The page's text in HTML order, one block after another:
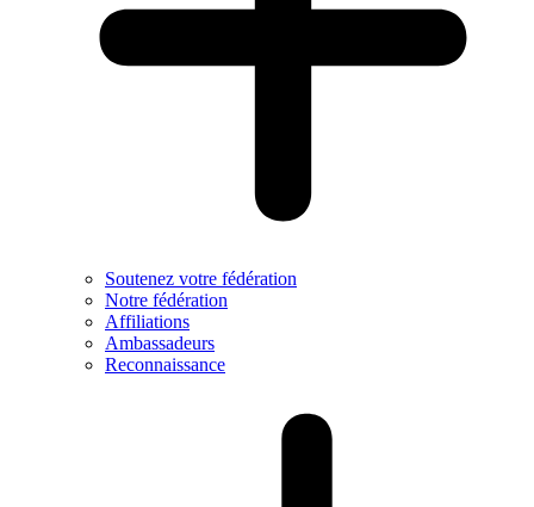
Soutenez votre fédération
Notre fédération
Affiliations
Ambassadeurs
Reconnaissance